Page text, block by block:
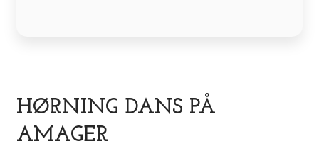
HØRNING DANS PÅ
AMAGER